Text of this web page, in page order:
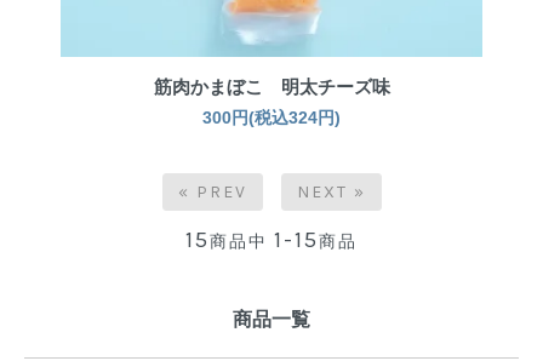
筋肉かまぼこ 明太チーズ味
300円(税込324円)
« PREV NEXT »
15商品中 1-15商品
商品一覧